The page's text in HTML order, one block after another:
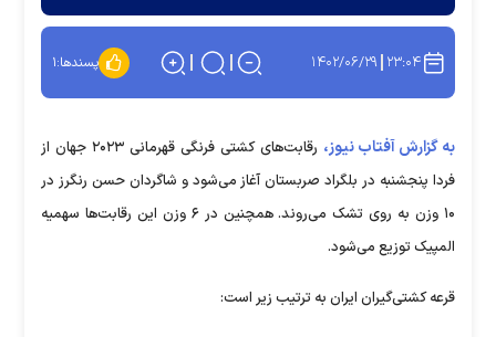
۲۳:۰۴ ۱۴۰۲/۰۶/۲۹ پسندها:۱
به گزارش آفتاب نیوز،
رقابت‌های کشتی فرنگی قهرمانی ۲۰۲۳ جهان از
فردا پنجشنبه در بلگراد صربستان آغاز می‌شود و شاگردان حسن رنگرز در
۱۰ وزن به روی تشک می‌روند. همچنین در ۶ وزن این رقابت‌ها سهمیه
المپیک توزیع می‌شود.
قرعه کشتی‌گیران ایران به ترتیب زیر است: